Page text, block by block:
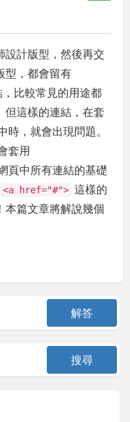
設計版型，然後再交
型，都會留有
比較常見的用途都
但這樣的連結，在套
時，就會出現問題。
套用
頁中所有連結的基礎
<a href="#"> 這樣的
本篇文章將解說幾個